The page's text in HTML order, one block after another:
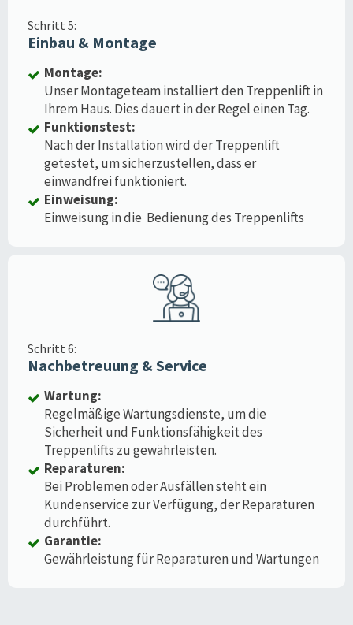
Schritt 5:
Einbau & Montage
Montage:
Unser Montageteam installiert den Treppenlift in
Ihrem Haus. Dies dauert in der Regel einen Tag.
Funktionstest:
Nach der Installation wird der Treppenlift
getestet, um sicherzustellen, dass er
einwandfrei funktioniert.
Einweisung:
Einweisung in die Bedienung des Treppenlifts
Schritt 6:
Nachbetreuung & Service
Wartung:
Regelmäßige Wartungsdienste, um die
Sicherheit und Funktionsfähigkeit des
Treppenlifts zu gewährleisten.
Reparaturen:
Bei Problemen oder Ausfällen steht ein
Kundenservice zur Verfügung, der Reparaturen
durchführt.
Garantie:
Gewährleistung für Reparaturen und Wartungen